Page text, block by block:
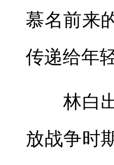
慕名前来
传递给年
林白出
放战争时